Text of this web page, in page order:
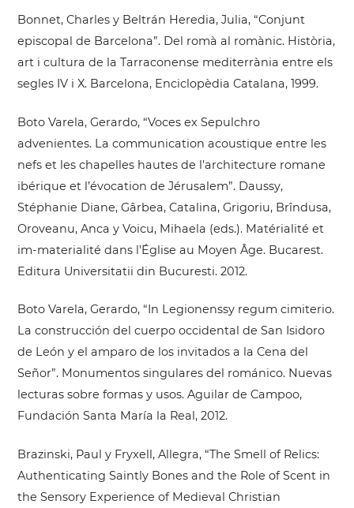
Bonnet, Charles y Beltrán Heredia, Julia, “Conjunt
episcopal de Barcelona”. Del romà al romànic. Història,
art i cultura de la Tarraconense mediterrània entre els
segles IV i X. Barcelona, Enciclopèdia Catalana, 1999.
Boto Varela, Gerardo, “Voces ex Sepulchro
advenientes. La communication acoustique entre les
nefs et les chapelles hautes de l’architecture romane
ibérique et l’évocation de Jérusalem”. Daussy,
Stéphanie Diane, Gârbea, Catalina, Grigoriu, Brîndusa,
Oroveanu, Anca y Voicu, Mihaela (eds.). Matérialité et
im-materialité dans l’Église au Moyen Âge. Bucarest.
Editura Universitatii din Bucuresti. 2012.
Boto Varela, Gerardo, “In Legionenssy regum cimiterio.
La construcción del cuerpo occidental de San Isidoro
de León y el amparo de los invitados a la Cena del
Señor”. Monumentos singulares del románico. Nuevas
lecturas sobre formas y usos. Aguilar de Campoo,
Fundación Santa María la Real, 2012.
Brazinski, Paul y Fryxell, Allegra, “The Smell of Relics:
Authenticating Saintly Bones and the Role of Scent in
the Sensory Experience of Medieval Christian